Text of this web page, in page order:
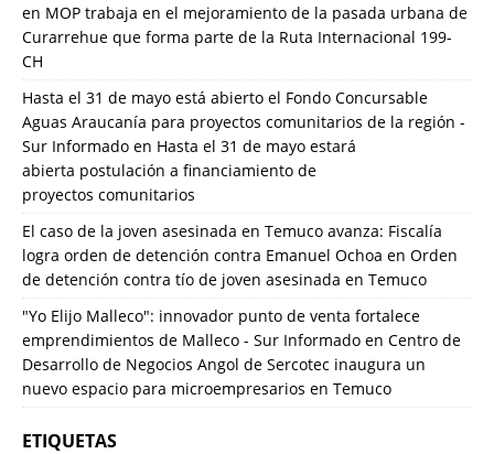
en MOP trabaja en el mejoramiento de la pasada urbana de
Curarrehue que forma parte de la Ruta Internacional 199-
CH
Hasta el 31 de mayo está abierto el Fondo Concursable
Aguas Araucanía para proyectos comunitarios de la región -
Sur Informado en Hasta el 31 de mayo estará
abierta postulación a financiamiento de
proyectos comunitarios
El caso de la joven asesinada en Temuco avanza: Fiscalía
logra orden de detención contra Emanuel Ochoa en Orden
de detención contra tío de joven asesinada en Temuco
"Yo Elijo Malleco": innovador punto de venta fortalece
emprendimientos de Malleco - Sur Informado en Centro de
Desarrollo de Negocios Angol de Sercotec inaugura un
nuevo espacio para microempresarios en Temuco
ETIQUETAS